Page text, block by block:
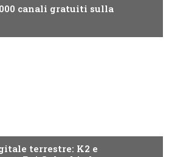
canali gratuiti sulla
terrestre: K2 e